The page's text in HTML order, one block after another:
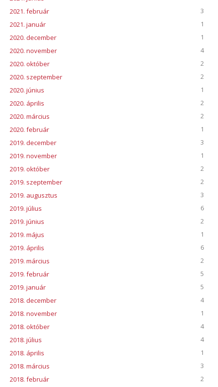
2021. február
3
2021. január
1
2020. december
1
2020. november
4
2020. október
2
2020. szeptember
2
2020. június
1
2020. április
2
2020. március
2
2020. február
1
2019. december
3
2019. november
1
2019. október
2
2019. szeptember
2
2019. augusztus
3
2019. július
6
2019. június
2
2019. május
1
2019. április
6
2019. március
2
2019. február
5
2019. január
5
2018. december
4
2018. november
1
2018. október
4
2018. július
4
2018. április
1
2018. március
3
2018. február
2